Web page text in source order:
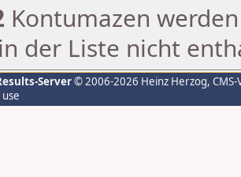
Kontumazen
der Liste nicht
Server© 2006-2026 Heinz Herzog,